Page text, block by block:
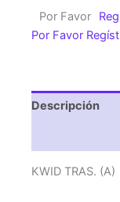
Por Favor
Por Favor
Descripción
KWID TRAS. (A)